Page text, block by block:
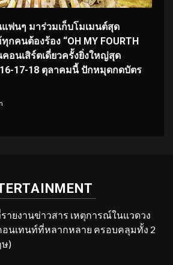
แฟนๆ มาร่วมเก็บโมเมนต์สุด
กคนต้องร้อง “OH MY FOURTH
คอนเสิร์ตเดี่ยวครั้งยิ่งใหญ่สุด
17-18 ตุลาคมนี้ ปักหมุดกดบัตร
ายงานข่าวสาร เหตุการณ์ในแวดวง
อนเทนท์ที่หลากหลาย ครอบคลุมทั้ง 2
ษ)